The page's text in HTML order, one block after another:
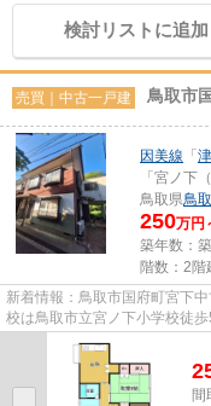
検討リストに追加
売買｜中古一戸建 鳥取市
因美線 「
「宮ノ下
鳥取県鳥
250万円
築年数：
階数：2階
新着情報：鳥取市国府町宮下
校は鳥取市立宮ノ下小学校徒
大きいのが特徴です。交通面を
間